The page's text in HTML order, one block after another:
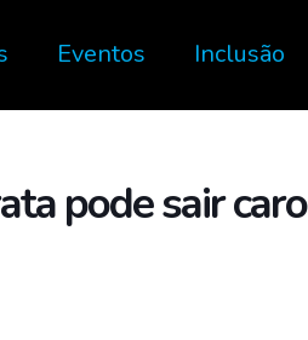
Eventos Inclusão
pode sair caro